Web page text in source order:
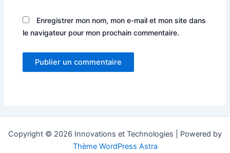
Enregistrer mon nom, mon e-mail et mon site dans
le navigateur pour mon prochain commentaire.
Copyright © 2026 Innovations et Technologies | Powered by
Thème WordPress Astra